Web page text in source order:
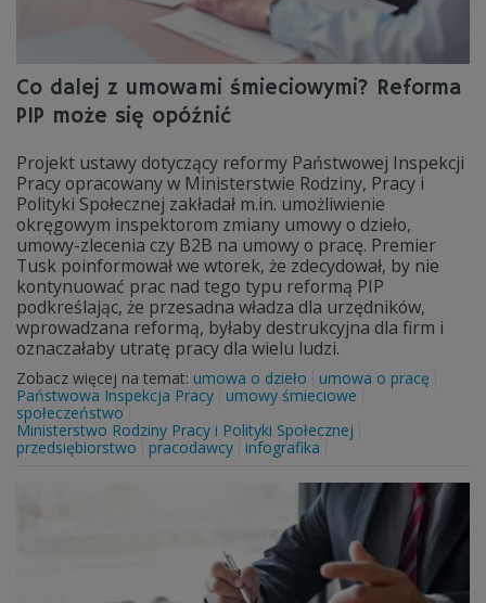
Co dalej z umowami śmieciowymi? Reforma
PIP może się opóźnić
Projekt ustawy dotyczący reformy Państwowej Inspekcji
Pracy opracowany w Ministerstwie Rodziny, Pracy i
Polityki Społecznej zakładał m.in. umożliwienie
okręgowym inspektorom zmiany umowy o dzieło,
umowy-zlecenia czy B2B na umowy o pracę. Premier
Tusk poinformował we wtorek, że zdecydował, by nie
kontynuować prac nad tego typu reformą PIP
podkreślając, że przesadna władza dla urzędników,
wprowadzana reformą, byłaby destrukcyjna dla firm i
oznaczałaby utratę pracy dla wielu ludzi.
Zobacz więcej na temat: umowa o dzieło
umowa o pracę
Państwowa Inspekcja Pracy
umowy śmieciowe
społeczeństwo
Ministerstwo Rodziny Pracy i Polityki Społecznej
przedsiębiorstwo
pracodawcy infografika